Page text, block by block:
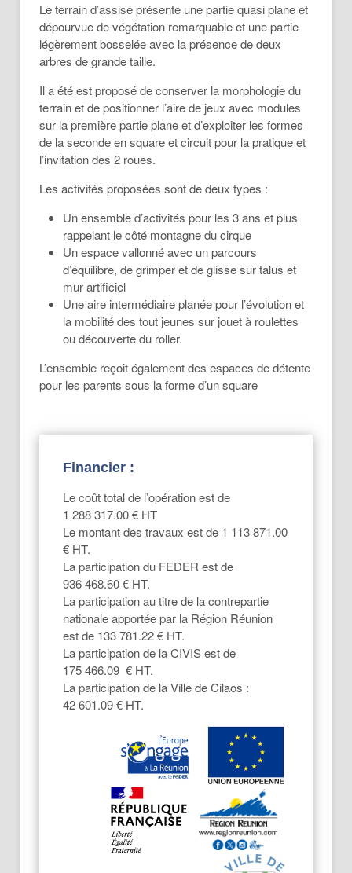
Le terrain d’assise présente une partie quasi plane et
dépourvue de végétation remarquable et une partie
légèrement bosselée avec la présence de deux
arbres de grande taille.
Il a été est proposé de conserver la morphologie du
terrain et de positionner l’aire de jeux avec modules
sur la première partie plane et d’exploiter les formes
de la seconde en square et circuit pour la pratique et
l’invitation des 2 roues.
Les activités proposées sont de deux types :
Un ensemble d’activités pour les 3 ans et plus
rappelant le côté montagne du cirque
Un espace vallonné avec un parcours
d’équilibre, de grimper et de glisse sur talus et
mur artificiel
Une aire intermédiaire planée pour l’évolution et
la mobilité des tout jeunes sur jouet à roulettes
ou découverte du roller.
L’ensemble reçoit également des espaces de détente
pour les parents sous la forme d’un square
Financier :
Le coût total de l’opération est de
1 288 317.00 € HT
Le montant des travaux est de 1 113 871.00
€ HT.
La participation du FEDER est de
936 468.60 € HT.
La participation au titre de la contrepartie
nationale apportée par la Région Réunion
est de 133 781.22 € HT.
La participation de la CIVIS est de
175 466.09 € HT.
La participation de la Ville de Cilaos :
42 601.09 € HT.